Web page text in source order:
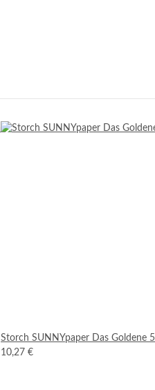
Storch SUNNYpaper Das Goldene
10,27 €